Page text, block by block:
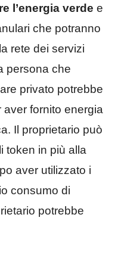
l’energia verde e
che potranno
rete dei servizi
persona che
privato potrebbe
fornito energia
Il proprietario può
token in più alla
aver utilizzato i
consumo di
potrebbe